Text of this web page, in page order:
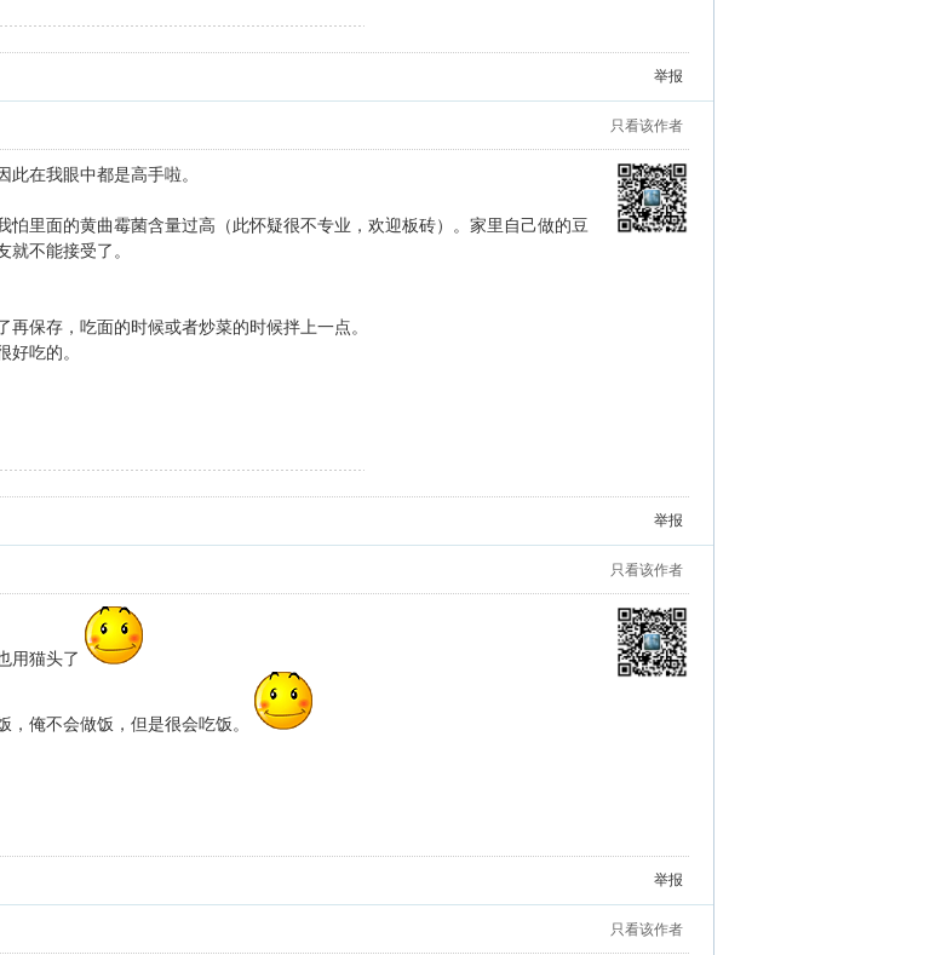
深每笑银河浅，心近毋愁白馆遥。一曲囚歌明志洁，千针文绣喻松骄。丹心矢志长相守，乌鹊何须更筑
举报
只看该作者
此在我眼中都是高手啦。
怕里面的黄曲霉菌含量过高（此怀疑很不专业，欢迎板砖）。家里自己做的豆
就不能接受了。
保存，吃面的时候或者炒菜的时候拌上一点。
好吃的。
里，她还要连夜赶回她的岁寒书屋去。大家跟她握手话别后下车，目送着她独自一人驾车返回……”
举报
只看该作者
用猫头了
，俺不会做饭，但是很会吃饭。
举报
只看该作者